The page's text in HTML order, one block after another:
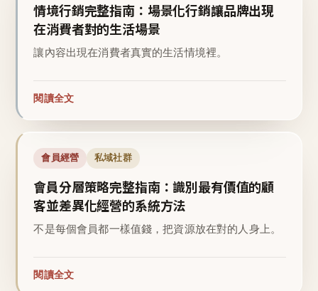
情境行銷完整指南：場景化行銷讓品牌出現
在消費者對的生活場景
讓內容出現在消費者真實的生活情境裡。
閱讀全文
會員經營 私域社群
會員分層策略完整指南：識別最有價值的顧
客並差異化經營的系統方法
不是每個會員都一樣值錢，把資源放在對的人身上。
閱讀全文